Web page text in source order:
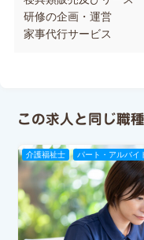
研修の企画・運営
家事代行サービス
この求人と同じ職
介護福祉士 パート・アルバイ